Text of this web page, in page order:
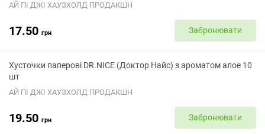
АЙ ПІ ДЖІ ХАУЗХОЛД ПРОДАКШН
17.50 грн Забронювати
Хусточки паперові DR.NICE (Доктор Найс) з ароматом алое 10
шт
АЙ ПІ ДЖІ ХАУЗХОЛД ПРОДАКШН
19.50 грн Забронювати